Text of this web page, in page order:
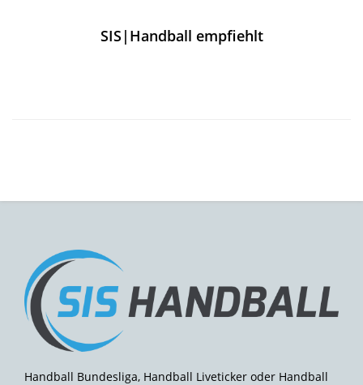
SIS|Handball empfiehlt
Handball Bundesliga, Handball Liveticker oder Handball